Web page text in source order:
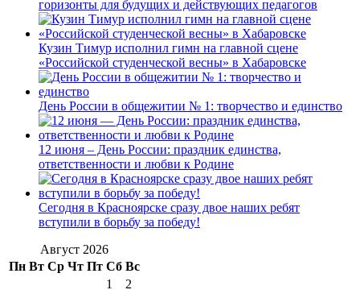
горизонты для будущих и действующих педагогов
Кузин Тимур исполнил гимн на главной сцене
«Российской студенческой весны» в Хабаровске
День России в общежитии № 1: творчество и единство
12 июня – День России: праздник единства,
ответственности и любви к Родине
Сегодня в Красноярске сразу двое наших ребят
вступили в борьбу за победу!
Август 2026
Пн Вт Ср Чт Пт Сб Вс
1
2